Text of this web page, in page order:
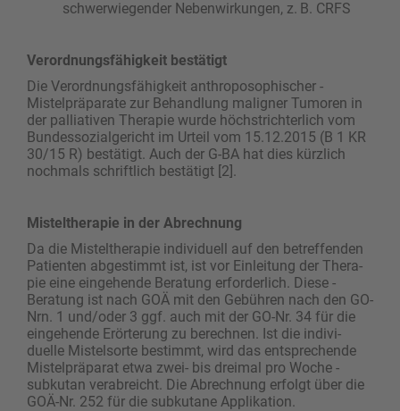
schwerwiegender Nebenwirkungen, z. B. CRFS
Verordnungsfähigkeit bestätigt
Die Verordnungsfähigkeit anthroposophischer ­
Mistelpräparate zur Behandlung maligner Tumoren in
der palliativen Therapie wurde höchstrichterlich vom
Bundessozialgericht im Urteil vom 15.12.2015 (B 1 KR
30/15 R) bestätigt. Auch der G-BA hat dies kürzlich
nochmals schriftlich bestätigt [2].
Misteltherapie in der Abrechnung
Da die Misteltherapie individuell auf den betreffenden
Patienten abgestimmt ist, ist vor Einleitung der Thera­
pie eine eingehende Beratung erforderlich. Diese ­
Beratung ist nach GOÄ mit den Gebühren nach den GO-
Nrn. 1 und/oder 3 ggf. auch mit der GO-Nr. 34 für die
eingehende Erörterung zu berechnen. Ist die indivi­
duelle Mistelsorte bestimmt, wird das entsprechende
Mistelpräparat etwa zwei- bis dreimal pro Woche ­
subkutan verabreicht. Die Abrechnung erfolgt über die
GOÄ-Nr. 252 für die subkutane ­Applikation.